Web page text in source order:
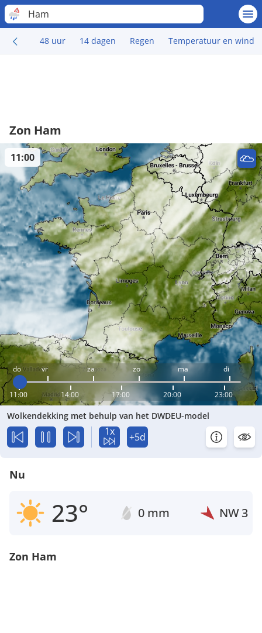
Ham
48 uur 14 dagen Regen Temperatuur en wind
Zon Ham
do vr za zo ma di
11:00 14:00 17:00 20:00 23:00
11:00
Wolkendekking met behulp van het DWDEU-model
1x +5d
Nu
23° 0 mm NW3
Zon Ham